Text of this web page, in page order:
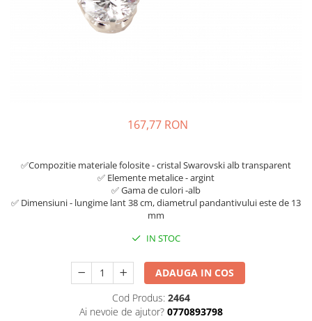
167,77 RON
✅Compozitie materiale folosite - cristal Swarovski alb transparent
✅ Elemente metalice - argint
✅ Gama de culori -alb
✅ Dimensiuni - lungime lant 38 cm, diametrul pandantivului este de 13
mm
IN STOC
ADAUGA IN COS
Cod Produs: 2464
Ai nevoie de ajutor? 0770893798